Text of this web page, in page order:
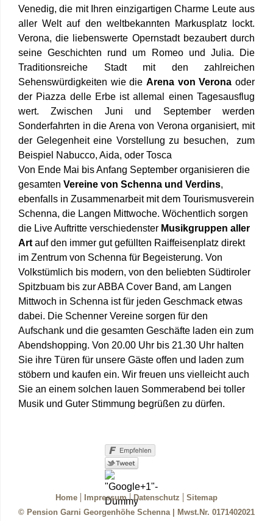
Venedig, die mit Ihren einzigartigen Charme Leute aus
aller Welt auf den weltbekannten Markusplatz lockt.
Verona, die liebenswerte Opernstadt bezaubert durch
seine Geschichten rund um Romeo und Julia. Die
Traditionsreiche Stadt mit den zahlreichen
Sehenswürdigkeiten wie die Arena von Verona oder
der Piazza delle Erbe ist allemal einen Tagesausflug
wert. Zwischen Juni und September werden
Sonderfahrten in die Arena von Verona organisiert, mit
der Gelegenheit eine Vorstellung zu besuchen, zum
Beispiel Nabucco, Aida, oder Tosca
Von Ende Mai bis Anfang September organisieren die
gesamten Vereine von Schenna und Verdins,
ebenfalls in Zusammenarbeit mit dem Tourismusverein
Schenna, die Langen Mittwoche. Wöchentlich sorgen
die Live Auftritte verschiedenster Musikgruppen aller
Art auf den immer gut gefüllten Raiffeisenplatz direkt
im Zentrum von Schenna für Begeisterung. Von
Volkstümlich bis modern, von den beliebten Südtiroler
Spitzbuam bis zur ABBA Cover Band, am Langen
Mittwoch in Schenna ist für jeden Geschmack etwas
dabei. Die Schenner Vereine sorgen für den
Aufschank und die gesamten Geschäfte laden ein zum
Abendshopping. Von 20.00 Uhr bis 21.30 Uhr halten
Sie ihre Türen für unsere Gäste offen und laden zum
stöbern und kaufen ein. Wir freuen uns vielleicht auch
Sie an einem solchen lauen Sommerabend bei toller
Musik und Guter Stimmung begrüßen zu dürfen.
Home Impressum Datenschutz
Sitemap
© Pension Garni Georgenhöhe Schenna| Mwst.Nr. 0171402021